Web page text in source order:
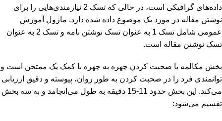
داده‌های گرافیکی است، در حالی که تسک 2 نیازمندی‌هایی را برای
نوشتن مقاله در مورد یک موضوع داده شده دارد. ماژول آموزش
عمومی شامل تسک 1 به عنوان تسک نوشتن نامه و تسک 2 به عنوان
تسک نوشتن مقاله است.
بخش مکالمه یا صحبت کردن چهره به چهره با کمک یک ممتحن است و
توانمندی فرد را در صحبت کردن به طور روان، پیوسته و دقیق ارزیابی
می‌کند. این بخش حدود 11-15 دقیقه به طول می‌انجامد و به سه بخش
تقسیم می‌شود: